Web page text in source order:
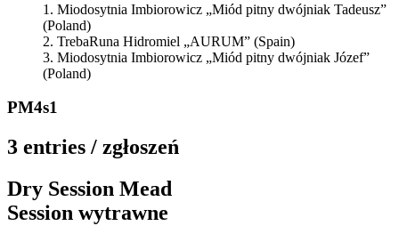
Miodosytnia Imbiorowicz „Miód pitny dwójniak Tadeusz”
(Poland)
TrebaRuna Hidromiel „AURUM” (Spain)
Miodosytnia Imbiorowicz „Miód pitny dwójniak Józef”
(Poland)
PM4s1
3 entries / zgłoszeń
Dry Session Mead
Session wytrawne